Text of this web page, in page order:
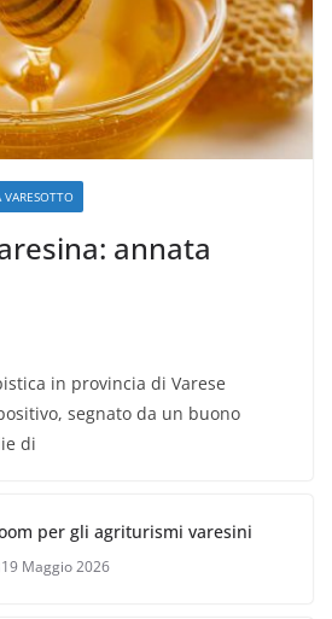
VARESOTTO
annata
in provincia di Varese
segnato da un buono
di
per gli agriturismi varesini
19 Maggio 2026